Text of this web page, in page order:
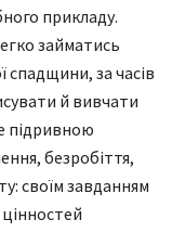
прикладу.
займатись
спадщини, за часів
й вивчати
підривною
безробіття,
своїм завданням